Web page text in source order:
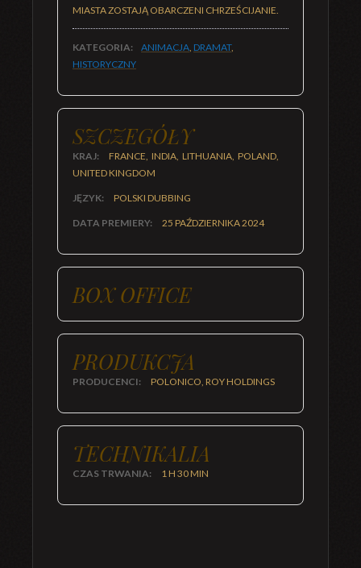
MIASTA ZOSTAJĄ OBARCZENI CHRZEŚCIJANIE.
KATEGORIA: ANIMACJA, DRAMAT,
HISTORYCZNY
SZCZEGÓŁY
KRAJ:
FRANCE, INDIA, LITHUANIA, POLAND,
UNITED KINGDOM
JĘZYK: POLSKI DUBBING
DATA PREMIERY: 25 PAŹDZIERNIKA 2024
BOX OFFICE
PRODUKCJA
PRODUCENCI: POLONICO, ROY HOLDINGS
TECHNIKALIA
CZAS TRWANIA: 1 H 30 MIN